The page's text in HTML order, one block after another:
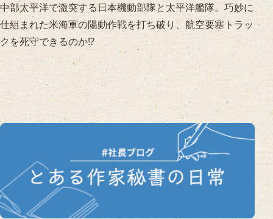
中部太平洋で激突する日本機動部隊と太平洋艦隊。巧妙に
仕組まれた米海軍の陽動作戦を打ち破り、航空要塞トラッ
クを死守できるのか!?